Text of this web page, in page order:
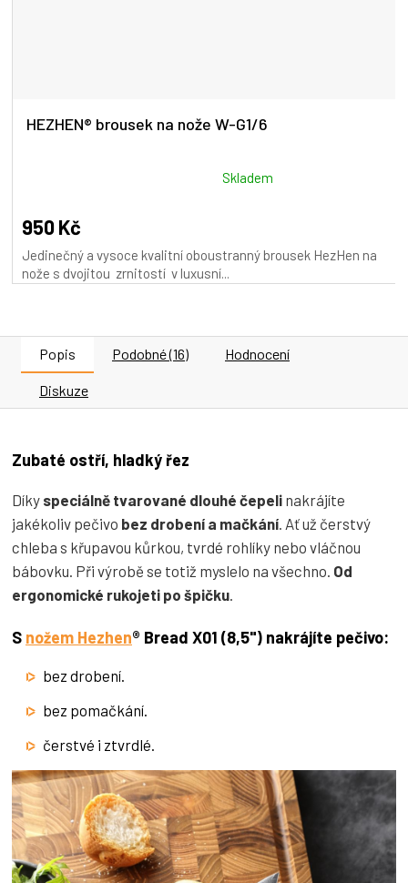
HEZHEN® brousek na nože W-G1/6
produktu
je
5,0
z
Skladem
950 Kč
Jedinečný a vysoce kvalitní oboustranný brousek HezHen na
nože s dvojitou zrnitostí v luxusní...
Popis Podobné (16) Hodnocení
Diskuze
Zubaté ostří, hladký řez
Díky speciálně tvarované dlouhé čepeli nakrájíte
jakékoliv pečivo bez drobení a mačkání . Ať už čerstvý
chleba s křupavou kůrkou, tvrdé rohlíky nebo vláčnou
bábovku. Při výrobě se totiž myslelo na všechno. Od
ergonomické rukojeti po špičku
S nožem Hezhen® Bread X01 (8,5") nakrájíte pečivo:
bez drobení.
bez pomačkání.
čerstvé i ztvrdlé.